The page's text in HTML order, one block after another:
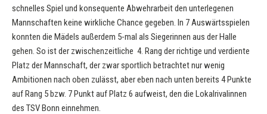
schnelles Spiel und konsequente Abwehrarbeit den unterlegenen
Mannschaften keine wirkliche Chance gegeben. In 7 Auswärtsspielen
konnten die Mädels außerdem 5-mal als Siegerinnen aus der Halle
gehen. So ist der zwischenzeitliche 4. Rang der richtige und verdiente
Platz der Mannschaft, der zwar sportlich betrachtet nur wenig
Ambitionen nach oben zulässt, aber eben nach unten bereits 4 Punkte
auf Rang 5 bzw. 7 Punkt auf Platz 6 aufweist, den die Lokalrivalinnen
des TSV Bonn einnehmen.